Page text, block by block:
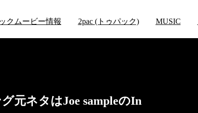
クムービー情報 2pac (トゥパック) MUSIC
元ネタはJoe sampleのIn